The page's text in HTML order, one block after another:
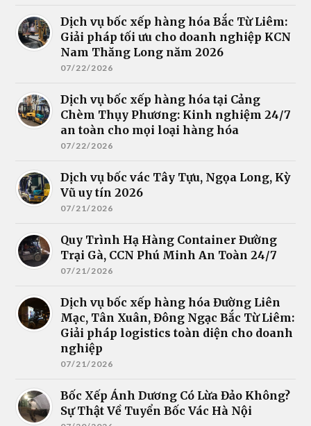
Dịch vụ bốc xếp hàng hóa Bắc Từ Liêm:
Giải pháp tối ưu cho doanh nghiệp KCN
Nam Thăng Long năm 2026
07/22/2026
Dịch vụ bốc xếp hàng hóa tại Cảng
Chèm Thụy Phương: Kinh nghiệm 24/7
an toàn cho mọi loại hàng hóa
07/22/2026
Dịch vụ bốc vác Tây Tựu, Ngọa Long, Kỳ
Vũ uy tín 2026
07/21/2026
Quy Trình Hạ Hàng Container Đường
Trại Gà, CCN Phú Minh An Toàn 24/7
07/21/2026
Dịch vụ bốc xếp hàng hóa Đường Liên
Mạc, Tân Xuân, Đông Ngạc Bắc Từ Liêm:
Giải pháp logistics toàn diện cho doanh
nghiệp
07/21/2026
Bốc Xếp Ánh Dương Có Lừa Đảo Không?
Sự Thật Về Tuyển Bốc Vác Hà Nội